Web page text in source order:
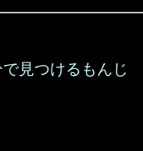
見つけるもんじ